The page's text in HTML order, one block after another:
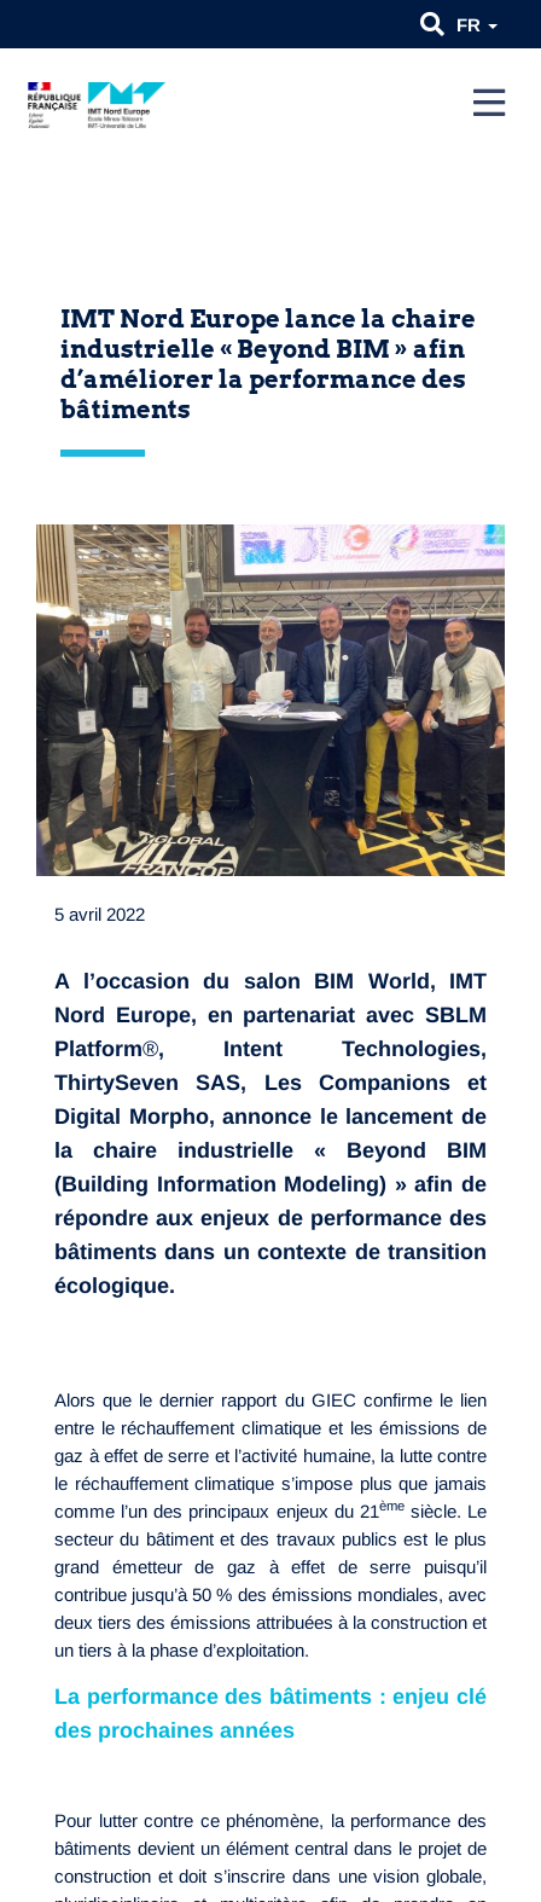
FR
IMT Nord Europe lance la chaire
industrielle « Beyond BIM » afin
d’améliorer la performance des
bâtiments
5 avril 2022
A l’occasion du salon BIM World, IMT
Nord Europe, en partenariat avec SBLM
Platform®, Intent Technologies,
ThirtySeven SAS, Les Companions et
Digital Morpho, annonce le lancement de
la chaire industrielle « Beyond BIM
(Building Information Modeling) » afin de
répondre aux enjeux de performance des
bâtiments dans un contexte de transition
écologique.
Alors que le dernier rapport du GIEC confirme le lien
entre le réchauffement climatique et les émissions de
gaz à effet de serre et l’activité humaine, la lutte contre
le réchauffement climatique s’impose plus que jamais
comme l’un des principaux enjeux du 21èmesiècle. Le
secteur du bâtiment et des travaux publics est le plus
grand émetteur de gaz à effet de serre puisqu’il
contribue jusqu’à 50 % des émissions mondiales, avec
deux tiers des émissions attribuées à la construction et
un tiers à la phase d’exploitation.
La performance des bâtiments : enjeu clé
des prochaines années
Pour lutter contre ce phénomène, la performance des
bâtiments devient un élément central dans le projet de
construction et doit s’inscrire dans une vision globale,